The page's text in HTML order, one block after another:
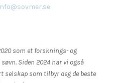
som et forsknings- og
Siden 2024 har vi også
som tilbyr deg de beste